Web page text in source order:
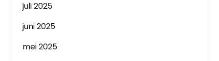
juli 2025
juni 2025
mei 2025